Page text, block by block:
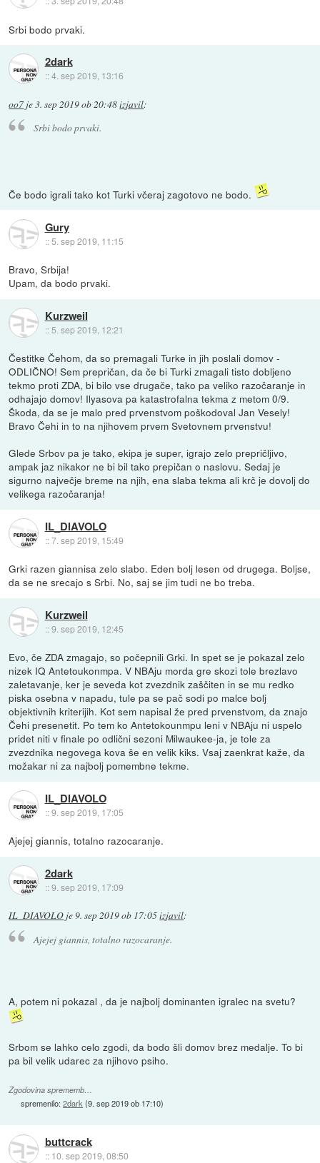
Srbi bodo prvaki.
2dark
::4. sep 2019, 13:16
oo7 je3. sep 2019 ob 20:48izjavil:
Srbi bodo prvaki.
Če bodo igrali tako kot Turki včeraj zagotovo ne bodo.
Gury
::5. sep 2019, 11:15
Bravo, Srbija!
Upam, da bodo prvaki.
Kurzweil
:: 5. sep 2019, 12:21
Čestitke Čehom, da so premagali Turke in jih poslali domov -
ODLIČNO! Sem prepričan, da če bi Turki zmagali tisto dobljeno
tekmo proti ZDA, bi bilo vse drugače, tako pa veliko razočaranje in
odhajajo domov! Ilyasova pa katastrofalna tekma z metom 0/9.
Škoda, da se je malo pred prvenstvom poškodoval Jan Vesely!
Bravo Čehi in to na njihovem prvem Svetovnem prvenstvu!
Glede Srbov pa je tako, ekipa je super, igrajo zelo prepričljivo,
ampak jaz nikakor ne bi bil tako prepičan o naslovu. Sedaj je
sigurno največje breme na njih, ena slaba tekma ali krč je dovolj do
velikega razočaranja!
IL_DIAVOLO
::7. sep 2019, 15:49
Grki razen giannisa zelo slabo. Eden bolj lesen od drugega. Boljse,
da se ne srecajo s Srbi. No, saj se jim tudi ne bo treba.
Kurzweil
::9. sep 2019, 12:45
Evo, če ZDA zmagajo, so počepnili Grki. In spet se je pokazal zelo
nizek IQ Antetoukonmpa. V NBAju morda gre skozi tole brezlavo
zaletavanje, ker je seveda kot zvezdnik zaščiten in se mu redko
piska osebna v napadu, tule pa se pač sodi po malce bolj
objektivnih kriterijih. Kot sem napisal že pred prvenstvom, da znajo
Čehi presenetit. Po tem ko Antetokounmpu leni v NBAju ni uspelo
pridet niti v finale po odlični sezoni Milwaukee-ja, je tole za
zvezdnika negovega kova še en velik kiks. Vsaj zaenkrat kaže, da
možakar ni za najbolj pomembne tekme.
IL_DIAVOLO
::9. sep 2019, 17:05
Ajejej giannis, totalno razocaranje.
2dark
::9. sep 2019, 17:09
IL_DIAVOLO je9. sep 2019 ob 17:05izjavil:
Ajejej giannis, totalno razocaranje.
A, potem ni pokazal , da je najbolj dominanten igralec na svetu?
Srbom se lahko celo zgodi, da bodo šli domov brez medalje. To bi
pa bil velik udarec za njihovo psiho.
Zgodovina sprememb…
spremenilo:2dark (9. sep 2019 ob 17:10)
buttcrack
:: 10. sep 2019, 08:50